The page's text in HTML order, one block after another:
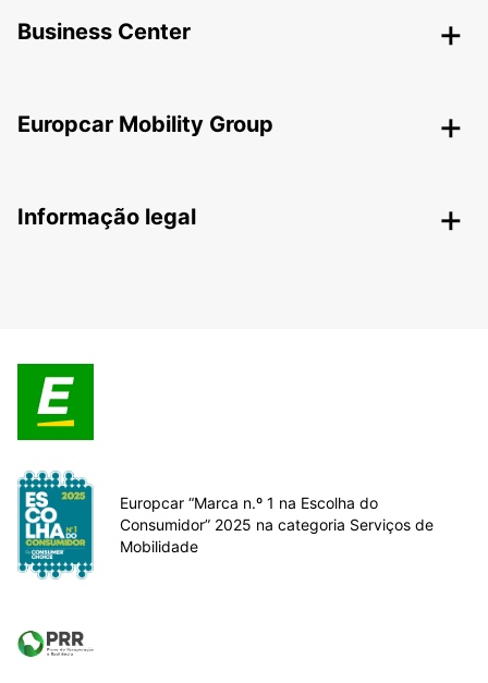
Business Center
Europcar Mobility Group
Informação legal
Europcar “Marca n.º 1 na Escolha do
Consumidor” 2025 na categoria Serviços de
Mobilidade